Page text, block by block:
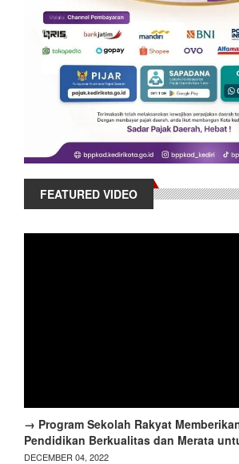
FEATURED VIDEO
→ Program Sekolah Rakyat
Pendidikan Berkualitas dan Merata
DECEMBER 04, 2022